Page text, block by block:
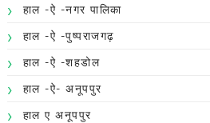
हाल -ऐ -नगर पालिका
हाल -ऐ -पुष्पराजगढ़
हाल -ऐ -शहडोल
हाल -ऐ- अनूपपुर
हाल ए अनूपपुर